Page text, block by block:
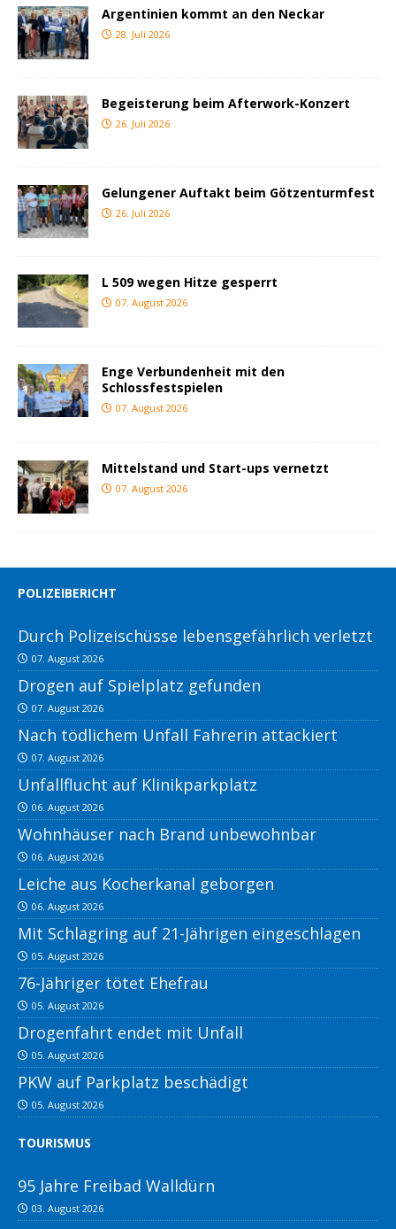
Argentinien kommt an den Neckar
28. Juli 2026
Begeisterung beim Afterwork-Konzert
26. Juli 2026
Gelungener Auftakt beim Götzenturmfest
26. Juli 2026
L 509 wegen Hitze gesperrt
07. August 2026
Enge Verbundenheit mit den
Schlossfestspielen
07. August 2026
Mittelstand und Start-ups vernetzt
07. August 2026
POLIZEIBERICHT
Durch Polizeischüsse lebensgefährlich verletzt
07. August 2026
Drogen auf Spielplatz gefunden
07. August 2026
Nach tödlichem Unfall Fahrerin attackiert
07. August 2026
Unfallflucht auf Klinikparkplatz
06. August 2026
Wohnhäuser nach Brand unbewohnbar
06. August 2026
Leiche aus Kocherkanal geborgen
06. August 2026
Mit Schlagring auf 21-Jährigen eingeschlagen
05. August 2026
76-Jähriger tötet Ehefrau
05. August 2026
Drogenfahrt endet mit Unfall
05. August 2026
PKW auf Parkplatz beschädigt
05. August 2026
TOURISMUS
95 Jahre Freibad Walldürn
03. August 2026